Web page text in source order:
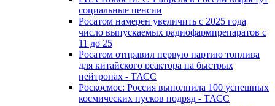
социальные пенсии
Росатом намерен увеличить с 2025 года
число выпускаемых радиофармпрепаратов с
11 до 25
Росатом отправил первую партию топлива
для китайского реактора на быстрых
нейтронах - ТАСС
Роскосмос: Россия выполнила 100 успешных
космических пусков подряд - ТАСС